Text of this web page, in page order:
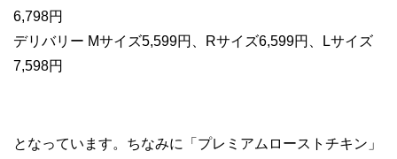
6,798円
デリバリー Mサイズ5,599円、Rサイズ6,599円、Lサイズ
7,598円
となっています。ちなみに「プレミアムローストチキン」